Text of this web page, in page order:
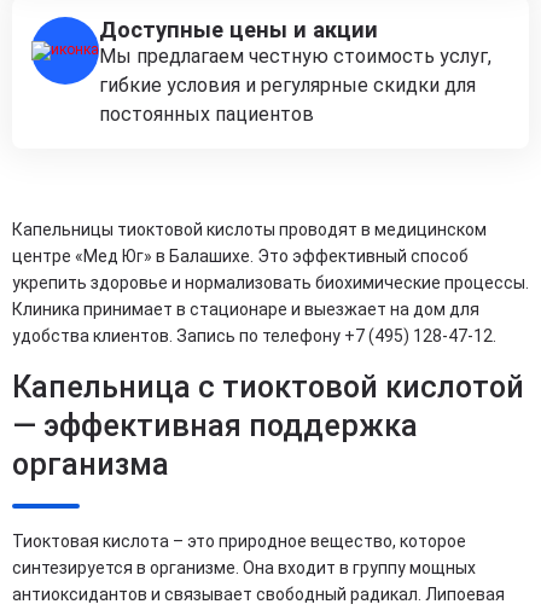
Доступные цены и акции
Мы предлагаем честную стоимость услуг,
гибкие условия и регулярные скидки для
постоянных пациентов
Капельницы тиоктовой кислоты проводят в медицинском
центре «Мед Юг» в Балашихе. Это эффективный способ
укрепить здоровье и нормализовать биохимические процессы.
Клиника принимает в стационаре и выезжает на дом для
удобства клиентов. Запись по телефону +7 (495) 128-47-12.
Капельница с тиоктовой кислотой
— эффективная поддержка
организма
Тиоктовая кислота – это природное вещество, которое
синтезируется в организме. Она входит в группу мощных
антиоксидантов и связывает свободный радикал. Липоевая